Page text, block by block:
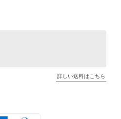
詳しい送料はこちら